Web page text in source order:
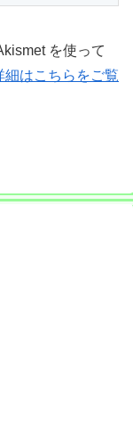
を使って
細はこちらをご覧